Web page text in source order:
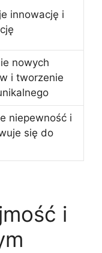
innowację i
nowych
i tworzenie
niepewność i
się do
i